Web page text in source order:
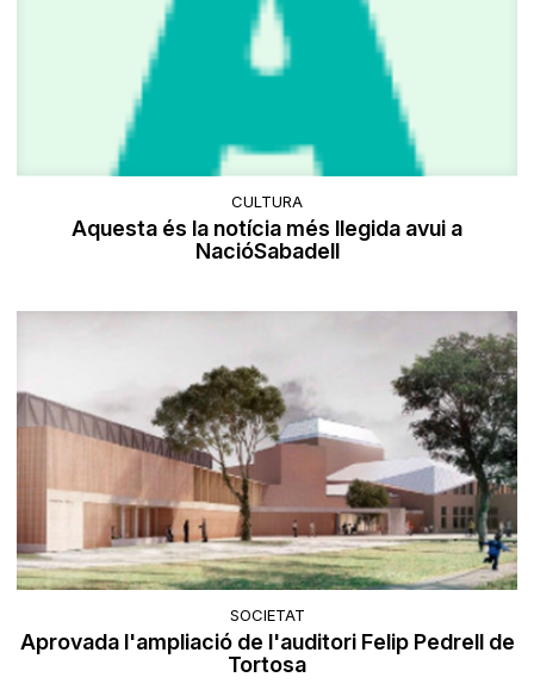
CULTURA
Aquesta és la notícia més llegida avui a
NacióSabadell
SOCIETAT
Aprovada l'ampliació de l'auditori Felip Pedrell de
Tortosa